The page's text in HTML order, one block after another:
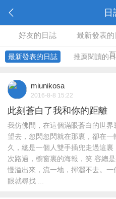
日
好友的日誌 最新發表
頁
最新發表的日誌 推薦閱讀的
miunikosa
2016-8-8 15:22
此刻蒼白了我和你的距離
我仿佛間，在這個滿眼蒼白的世
望去，忽閃忽閃就在那裏，卻在
久，總是一個人雙手插兜走過這
次路過，櫥窗裏的海報，笑 容總
慢溢出來，流一地，揮灑不去。
眼就尋找 ...